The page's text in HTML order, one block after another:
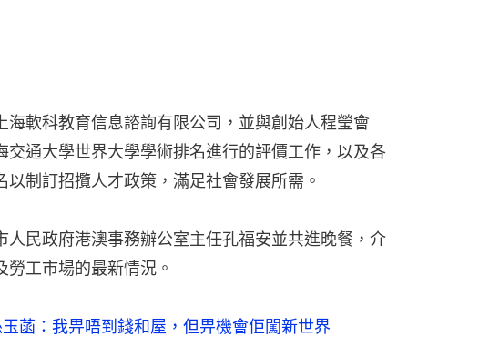
海軟科教育信息諮詢有限公司，並與創始人程瑩會
交通大學世界大學學術排名進行的評價工作，以及各
以制訂招攬人才政策，滿足社會發展所需。
人民政府港澳事務辦公室主任孔福安並共進晚餐，介
工市場的最新情況。
菡：我畀唔到錢和屋，但畀機會佢闖新世界